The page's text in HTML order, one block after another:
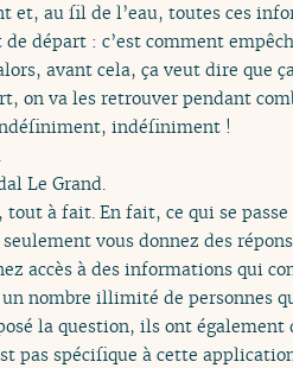
et, au fil de l’eau, toutes ces
départ : c’est comment
avant cela, ça veut dire que
on va les retrouver pendant
indéfiniment !
Le Grand.
tout à fait. En fait, ce qui se passe
vous donnez des
accès à des informations qui
nombre illimité de personnes
la question, ils ont
pas spécifique à cette